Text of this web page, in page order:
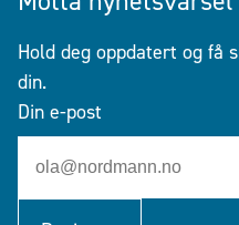
Hold deg oppdatert og få
din.
Din e-post